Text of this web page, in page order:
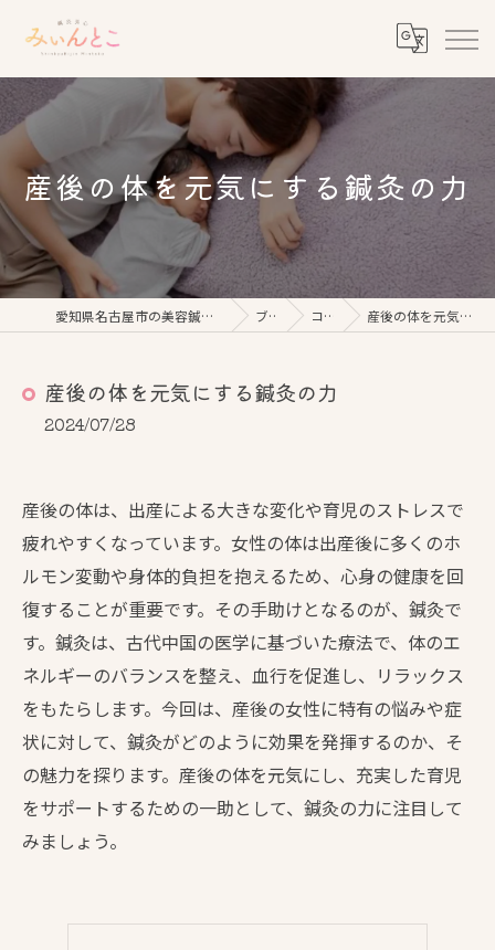
産後の体を元気にする鍼灸の力
愛知県名古屋市の美容鍼なら鍼灸美心みぃんとこ ブログ コラム 産後の体を元気にする鍼灸の力
産後の体を元気にする鍼灸の力
2024/07/28
産後の体は、出産による大きな変化や育児のストレスで
疲れやすくなっています。女性の体は出産後に多くのホ
ルモン変動や身体的負担を抱えるため、心身の健康を回
復することが重要です。その手助けとなるのが、鍼灸で
す。鍼灸は、古代中国の医学に基づいた療法で、体のエ
ネルギーのバランスを整え、血行を促進し、リラックス
をもたらします。今回は、産後の女性に特有の悩みや症
状に対して、鍼灸がどのように効果を発揮するのか、そ
の魅力を探ります。産後の体を元気にし、充実した育児
をサポートするための一助として、鍼灸の力に注目して
みましょう。